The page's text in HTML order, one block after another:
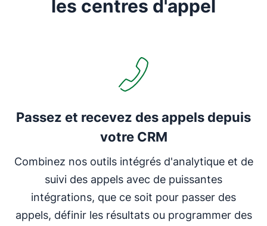
les centres d'appel
Passez et recevez des appels depuis
votre CRM
Combinez nos outils intégrés d'analytique et de
suivi des appels avec de puissantes
intégrations, que ce soit pour passer des
appels, définir les résultats ou programmer des